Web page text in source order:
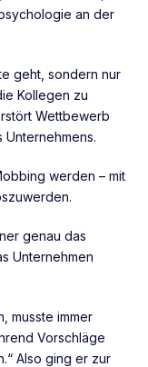
an der
geht, sondern nur
Kollegen zu
Wettbewerb
werden – mit
genau das
Unternehmen
musste immer
Vorschläge
Also ging er zur